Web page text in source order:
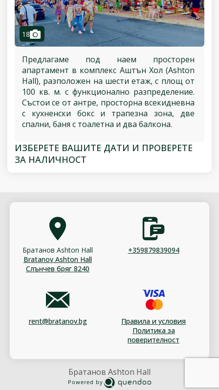
18camera
Предлагаме под наем просторен
апартамент в комплекс Аштън Хол (Ashton
Hall), разположен на шести етаж, с площ от
100 кв. м. с функционално разпределение.
Състои се от антре, просторна всекидневна
с кухненски бокс и трапезна зона, две
спални, баня с тоалетна и два балкона.
ИЗБЕРЕТЕ ВАШИТЕ ДАТИ И ПРОВЕРЕТЕ
ЗА НАЛИЧНОСТ
Братанов Ashton Hall
Bratanov Ashton Hall
Слънчев бряг 8240
+359879839094
rent@bratanov.bg
Правила и условия
Политика за
поверителност
Братанов Ashton Hall
Powered by